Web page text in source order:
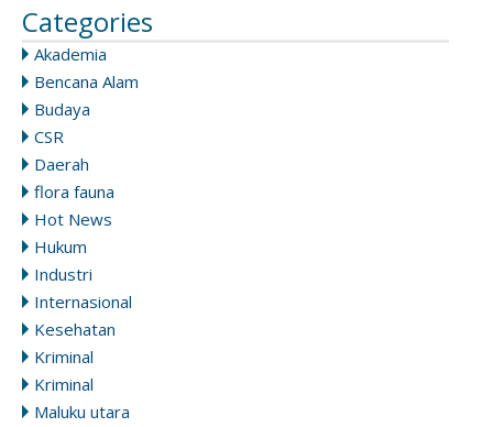
Categories
Akademia
Bencana Alam
Budaya
CSR
Daerah
flora fauna
Hot News
Hukum
Industri
Internasional
Kesehatan
Kriminal
Kriminal
Maluku utara